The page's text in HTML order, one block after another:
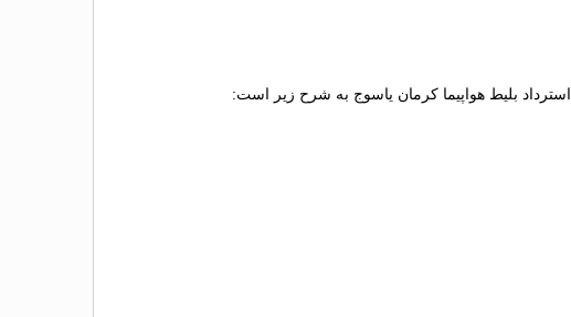
بلیط هواپیما کرمان یاسوج به شرح زیر است: